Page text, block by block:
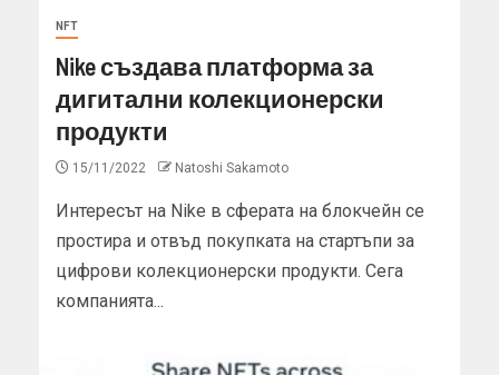
NFT
Nike създава платформа за
дигитални колекционерски
продукти
15/11/2022 Natoshi Sakamoto
Интересът на Nike в сферата на блокчейн се
простира и отвъд покупката на стартъпи за
цифрови колекционерски продукти. Сега
компанията...